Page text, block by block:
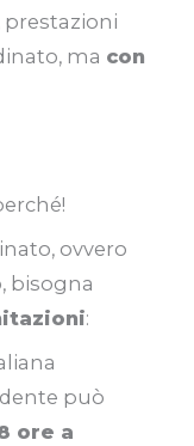
prestazioni
ma con
ovvero
bisogna
:
può
ore a